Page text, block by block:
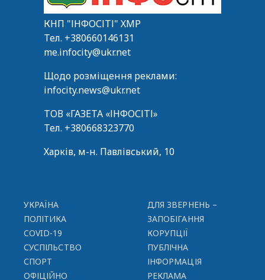
КНП "ІНФОСІТІ" ХМР
Тел. +380660146131
me.infocity@ukr.net
Щодо розміщення реклами:
infocity.news@ukr.net
ТОВ «ГАЗЕТА «ІНФОСІТІ»
Тел. +380668323770
Харків, м-н. Павлівський, 10
УКРАЇНА
ПОЛІТИКА
COVID-19
СУСПІЛЬСТВО
СПОРТ
ОФІЦІЙНО
ДЛЯ ЗВЕРНЕНЬ –
ЗАПОБІГАННЯ
КОРУПЦІЇ
ПУБЛІЧНА
ІНФОРМАЦІЯ
РЕКЛАМА